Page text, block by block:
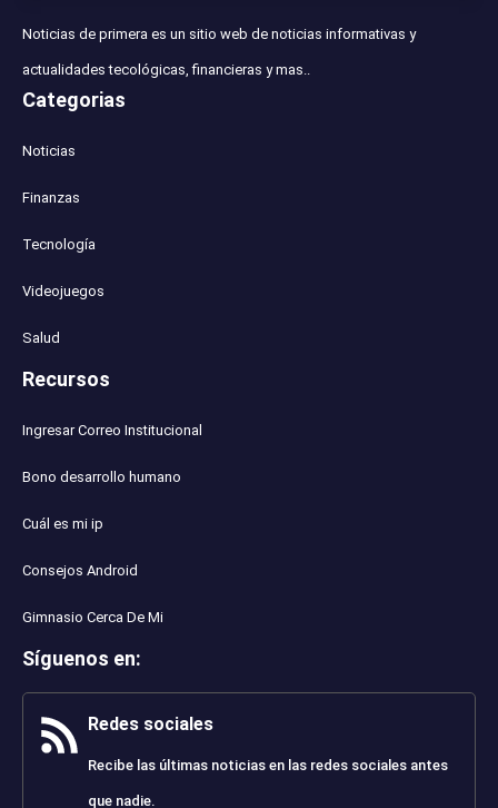
Noticias de primera es un sitio web de noticias informativas y
actualidades tecológicas, financieras y mas..
Categorias
Noticias
Finanzas
Tecnología
Videojuegos
Salud
Recursos
Ingresar Correo Institucional
Bono desarrollo humano
Cuál es mi ip
Consejos Android
Gimnasio Cerca De Mi
Síguenos en:
Redes sociales
Recibe las últimas noticias en las redes sociales antes
que nadie.